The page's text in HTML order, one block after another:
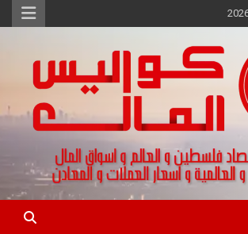
و العالم و تقارير اسواق المال و العملات